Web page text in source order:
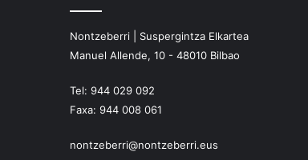
Nontzeberri | Suspergintza Elkartea
Manuel Allende, 10 - 48010 Bilbao
Tel: 944 029 092
Faxa: 944 008 061
nontzeberri@nontzeberri.eus